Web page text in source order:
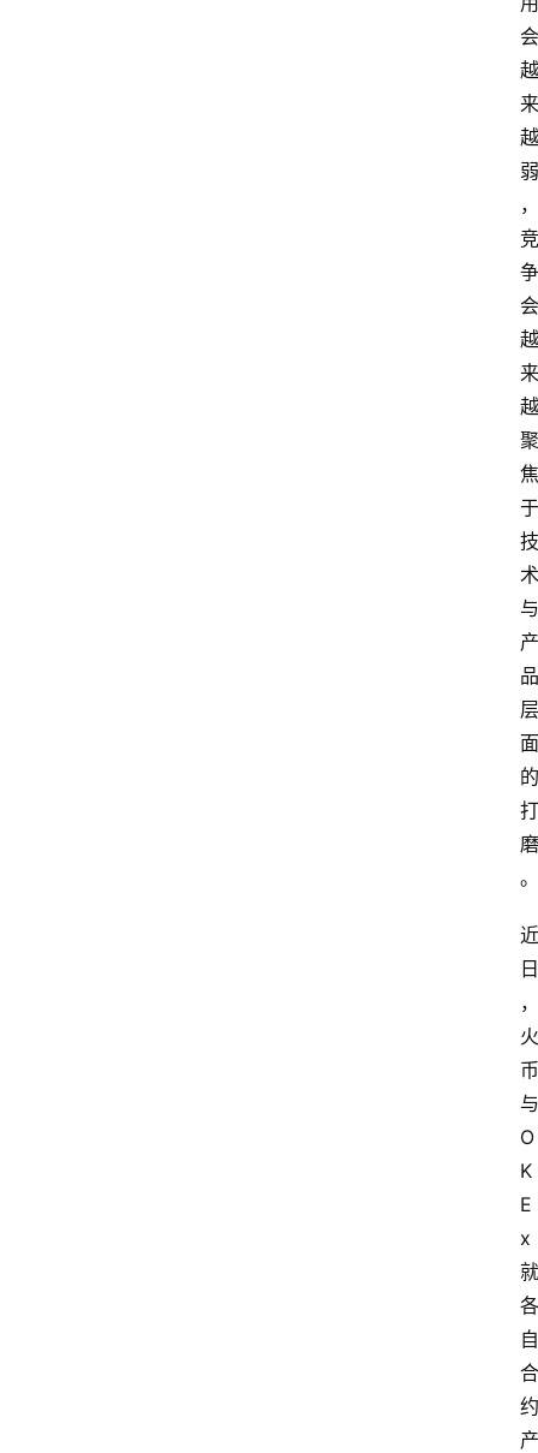
会
越
来
越
弱
，
竞
争
会
越
来
越
聚
焦
于
技
术
与
产
品
层
面
的
打
磨
。
近
日
，
火
币
与
O
K
E
x
就
各
自
合
约
产